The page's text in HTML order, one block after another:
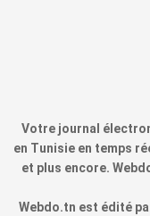
Votre journal
en Tunisie en temps
et plus encore.
Webdo.tn est édité